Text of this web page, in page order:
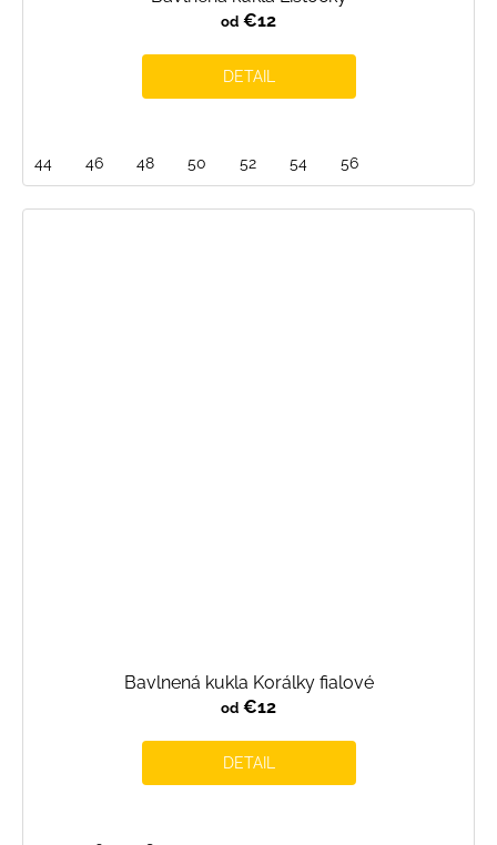
od €12
DETAIL
44 46 48 50 52 54 56
Bavlnená kukla Korálky fialové
od €12
DETAIL